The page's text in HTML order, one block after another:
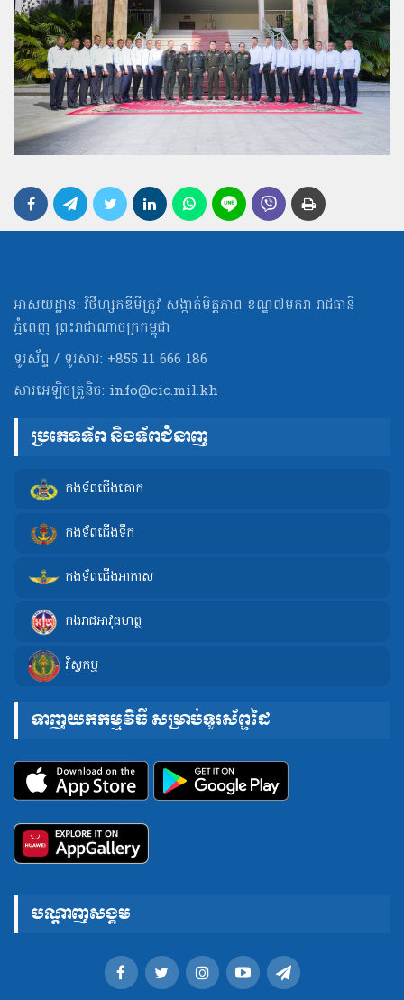
អាសយដ្ឋាន: វិថីហ្សកឌីមីត្រូវ សង្កាត់មិត្ដភាព ខណ្ឌ៧មករា រាជធានី
ភ្នំពេញ ព្រះរាជាណាចក្រកម្ពុជា
ទូរស័ព្ទ / ទូរសារ: +855 11 666 186
សារអេឡិចត្រូនិច: info@cic.mil.kh
ប្រភេទទ័ព និងទ័ពជំនាញ
កងទ័ពជើងគោក
កងទ័ពជើងទឹក
កងទ័ពជើងអាកាស
កងរាជអាវុធហត្ថ
វិស្វកម្ម
ទាញយកកម្មវិធី សម្រាប់ទូរស័ព្ទដៃ
បណ្តាញសង្គម